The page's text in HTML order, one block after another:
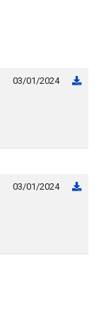
03/01/2024
03/01/2024